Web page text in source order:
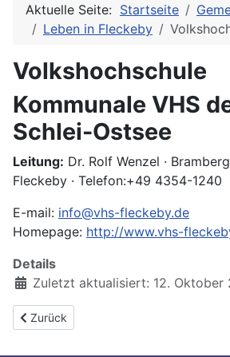
Aktuelle Seite: Startseite
Leben in Fleckeby
Volkshochschule
Kommunale VHS
Schlei-Ostsee
Leitung: Dr. Rolf Wenzel ·
Fleckeby · Telefon:+49 4354-1240
E-mail: info@vhs-fleckeby.de
Homepage: http://www.vhs-
Details
Zuletzt aktualisiert: 12. Oktober
Vorheriger Beitrag: Leben in Fleckeby
Zurück